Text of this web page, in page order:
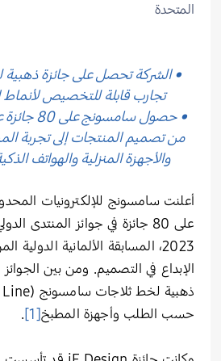
المتحدة
• الشركة تحصل على جائزة ذهبية
تجارب قابلة للتخصيص لأنماط
• حصول
من تصميم المنتجات إلى تجربة
والأجهزة المنزلية والهواتف
أعلنت سامسونج للإلكترونيات
2023، المسابقة الألمانية الدولية
الإبداع في التصميم. ومن بين
حسب الطلب وأجهزة المطبخ[1]
.